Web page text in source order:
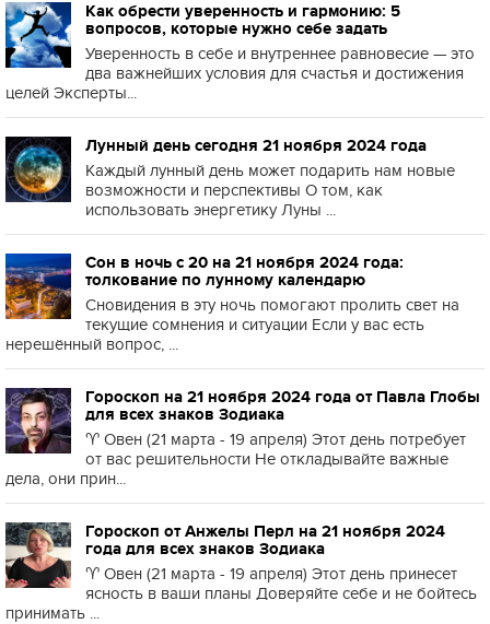
Как обрести уверенность и гармонию: 5
вопросов, которые нужно себе задать
Уверенность в себе и внутреннее равновесие — это
два важнейших условия для счастья и достижения
целей Эксперты...
Лунный день сегодня 21 ноября 2024 года
Каждый лунный день может подарить нам новые
возможности и перспективы О том, как
использовать энергетику Луны ...
Сон в ночь с 20 на 21 ноября 2024 года:
толкование по лунному календарю
Сновидения в эту ночь помогают пролить свет на
текущие сомнения и ситуации Если у вас есть
нерешённый вопрос, ...
Гороскоп на 21 ноября 2024 года от Павла Глобы
для всех знаков Зодиака
♈️ Овен (21 марта - 19 апреля) Этот день потребует
от вас решительности Не откладывайте важные
дела, они прин...
Гороскоп от Анжелы Перл на 21 ноября 2024
года для всех знаков Зодиака
♈️ Овен (21 марта - 19 апреля) Этот день принесет
ясность в ваши планы Доверяйте себе и не бойтесь
принимать ...